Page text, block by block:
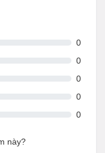
0
0
0
0
0
này?